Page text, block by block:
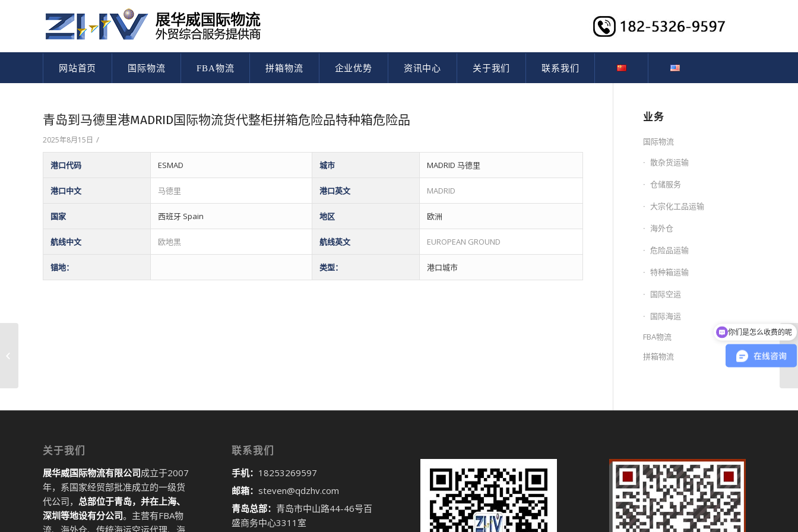
网站首页 国际物流 FBA物流 拼箱物流 企业优势 资讯中心 关于我们 联系我们
青岛到马德里港MADRID国际物流货代整柜拼箱危险品特种箱危险品
2025年8月15日 /
港口代码 ESMAD 城市 MADRID 马德里
港口中文 马德里 港口英文 MADRID
国家 西班牙 Spain 地区 欧洲
航线中文 欧地黑 航线英文 EUROPEAN GROUND
锚地： 类型： 港口城市
业务
国际物流
散杂货运输
仓储服务
大宗化工品运输
海外仓
危险品运输
特种箱运输
国际空运
国际海运
FBA物流
拼箱物流
关于我们
展华威国际物流有限公司成立于2007
年，系国家经贸部批准成立的一级货
代公司， 总部位于青岛，并在上海、
深圳等地设有分公司。主营有FBA物
联系我们
手机： 18253269597
邮箱： steven@qdzhv.com
青岛总部： 青岛市中山路44-46号百
盛商务中心3311室
你们是怎么收费的呢